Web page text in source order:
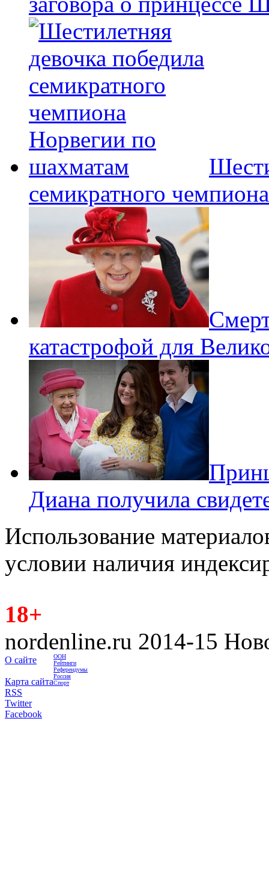
семикратного
катастрофой для
Диана получила
Использование
условии наличия
18+
nordenline.ru 2014-15
О сайте
Карта сайта
RSS
Twitter
Facebook
ООН
Рейтинги
Референдумы
Россия
Спорт